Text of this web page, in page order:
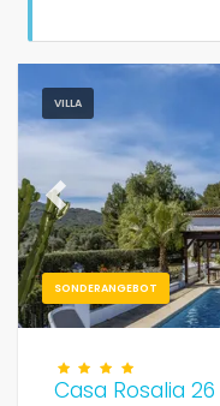
Badezimmer
Ihre Auswahl(160)
Für die Familie
Filter löschen
VILLA
SONDERANGEBOT
Previous
Casa Rosalia